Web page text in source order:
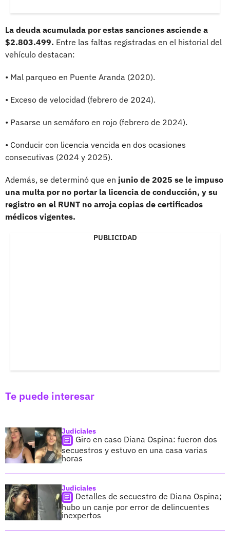
La deuda acumulada por estas sanciones asciende a
$2.803.499. Entre las faltas registradas en el historial del
vehículo destacan:
• Mal parqueo en Puente Aranda (2020).
• Exceso de velocidad (febrero de 2024).
• Pasarse un semáforo en rojo (febrero de 2024).
• Conducir con licencia vencida en dos ocasiones
consecutivas (2024 y 2025).
Además, se determinó que en junio de 2025 se le impuso
una multa por no portar la licencia de conducción, y su
registro en el RUNT no arroja copias de certificados
médicos vigentes.
PUBLICIDAD
Te puede interesar
Judiciales
Giro en caso Diana Ospina: fueron dos
secuestros y estuvo en una casa varias
horas
Judiciales
Detalles de secuestro de Diana Ospina;
hubo un canje por error de delincuentes
inexpertos